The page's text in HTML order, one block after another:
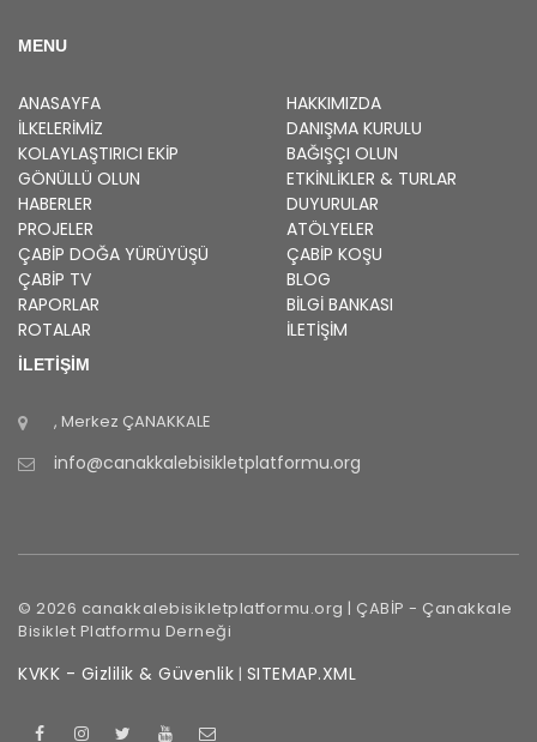
MENU
ANASAYFA
HAKKIMIZDA
İLKELERIMIZ
DANIŞMA KURULU
KOLAYLAŞTIRICI EKIP
BAĞIŞÇI OLUN
GÖNÜLLÜ OLUN
ETKINLIKLER & TURLAR
HABERLER
DUYURULAR
PROJELER
ATÖLYELER
ÇABİP DOĞA YÜRÜYÜŞÜ ÇABİP KOŞU
ÇABİP TV
BLOG
RAPORLAR
BILGI BANKASI
ROTALAR
İLETİŞİM
İLETİŞİM
, Merkez ÇANAKKALE
info@canakkalebisikletplatformu.org
© 2026 canakkalebisikletplatformu.org | ÇABİP - Çanakkale
Bisiklet Platformu Derneği
KVKK - Gizlilik & Güvenlik | SITEMAP.XML